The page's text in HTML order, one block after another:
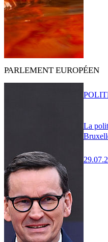
PARLEMENT EUROPÉEN
La